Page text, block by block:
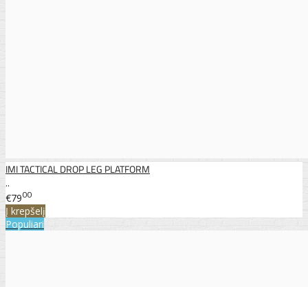
IMI TACTICAL DROP LEG PLATFORM
..
€7900
Į krepšelį
Populiari